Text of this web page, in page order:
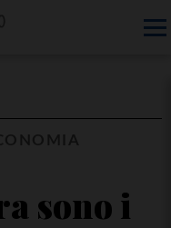
sono i